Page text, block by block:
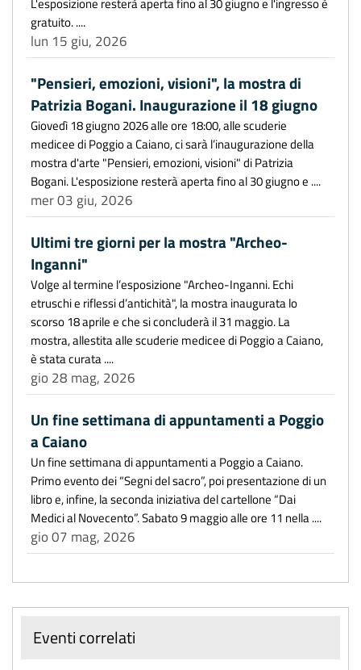
gratuito. ....
lun 15 giu, 2026
"Pensieri, emozioni, visioni", la mostra di
Patrizia Bogani. Inaugurazione il 18 giugno
Giovedì 18 giugno 2026 alle ore 18:00, alle scuderie
medicee di Poggio a Caiano, ci sarà l’inaugurazione della
mostra d'arte "Pensieri, emozioni, visioni" di Patrizia
Bogani. L'esposizione resterà aperta fino al 30 giugno e ....
mer 03 giu, 2026
Ultimi tre giorni per la mostra "Archeo-
Inganni"
Volge al termine l’esposizione "Archeo-Inganni. Echi
etruschi e riflessi d’antichità", la mostra inaugurata lo
scorso 18 aprile e che si concluderà il 31 maggio. La
mostra, allestita alle scuderie medicee di Poggio a Caiano,
è stata curata ....
gio 28 mag, 2026
Un fine settimana di appuntamenti a Poggio
a Caiano
Un fine settimana di appuntamenti a Poggio a Caiano.
Primo evento dei “Segni del sacro”, poi presentazione di un
libro e, infine, la seconda iniziativa del cartellone “Dai
Medici al Novecento”. Sabato 9 maggio alle ore 11 nella ....
gio 07 mag, 2026
Eventi correlati